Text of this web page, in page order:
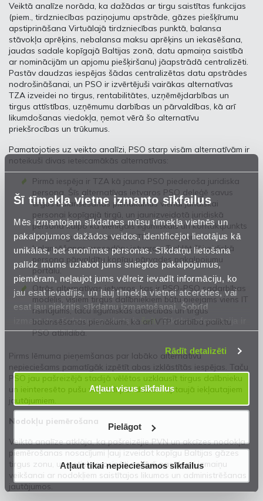
Šī tīmekļa vietne izmanto sīkfailus
Mēs izmantojam sīkdatnes mūsu tīmekļa vietnēs un
pakalpojumos dažādos veidos, identificējot lietotājus kā
unikālas, bet anonīmas personas. Sīkdatņu lietošana
palīdz mums uzlabot jums sniegtos pakalpojumus,
piemēram, neļaujot jums vēlreiz ievadīt informāciju, ko
jau esat ievadījis, un ļauj tīmekļa vietnei atcerēties, vai
esat jau piekritis sīkdatņu izmantošanai. Šobrīd
izmantoto sīkdatņu apraksts ir šeit. Sīkāka informācija ir
mūsuPrivātuma atrunā.
Rādīt detalizēti
Atļaut visus sīkfailus
Pielāgot
Atļaut tikai nepieciešamos sīkfailus
Veiktā analīze norāda, ka dažādas ar tirgu saistītas funkcijas
(piem., tirdzniecības paziņojumu apstrāde, gāzes piešķīrumu
apstiprināšana Virtuālajā tirdzniecības punktā, balansa
stāvokļa aprēķins, nebalansa maksu aprēķins un iekasēšana,
jaudas sadale kopīgajā Baltijas zonā, datu apmaiņa saistībā
ar nominācijām un apjomu piešķiršanu) jāapstrādā centralizēti.
Pastāv daudzas iespējas šādas centralizētas datu apstrādes
nodrošināšanai, un PSO ir izvērtējuši vairākas alternatīvas
TZA izveidei no tirgus, rentabilitātes, uzņēmējdarbības un
tirgus attīstības, uzņēmumu darbības un pārvaldības, kā arī
likumdošanas viedokļa, ņemot vērā šo alternatīvu
priekšrocības un trūkumus.
Pamatojoties uz veikto analīzi, PSO starp visām alternatīvām ir
noteikuši divas ieteicamākās alternatīvas:
Pirmā iespēja ir TZA kā jauna PSO piederoša juridiska
persona. Šīs alternatīvas ietvaros PSO deleģē savus
tirgus balansēšanas pienākumus vienai juridiskai
personai kopīgajā tirgū, un jaunizveidotā juridiskā
persona kalpo kā vienīgais līgumiskais un kontaktpunkts
visiem tirgus dalībniekiem VTP darbības un
balansēšanas procedūru ietvaros. Turklāt šī juridiskā
persona pārvaldītu kopīgu pārvades pakalpojumu
portālu.
Otrās alternatīvas ietvaros, kas ir PSO-PSO sadarbības
modelis, visiem tirgus dalībniekiem būtu pieejams viens IT
risinājums, taču līgumiskās attiecības un tirgus
balansēšanas pienākumi, kā arī VTP darbība paliktu
PSO atbildībā.
Pirms lēmuma pieņemšanas par labāko alternatīvu
nepieciešams pamatīgāk izpētīt abas izklāstītās iespējas. Taču
PSO jau pašreizējā stadijā vēlētos uzklausīt tirgus dalībnieku
un ieinteresēto pušu viedokli par dažiem aptaujā iekļautajiem
jautājumiem.
Nodokļu piemērošana
Veiktā analīze atklāja, ka pašreizējie PVN un akcīzes nodokļa
piemērošanas nosacījumi ļauj izveidot kopīgu Baltijas gāzes
tirgus zonu, un netiek ierosināti nekādi pasākumi izmaiņu
veikšanai ar nodokļiem saistītajos likumos un administrēšanas
jautājumos.